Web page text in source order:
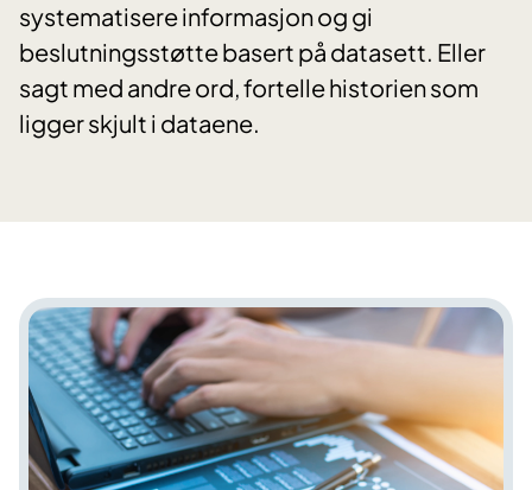
systematisere informasjon og gi
beslutningsstøtte basert på datasett. Eller
sagt med andre ord, fortelle historien som
ligger skjult i dataene.